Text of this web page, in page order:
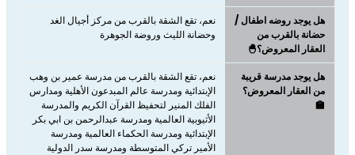
هل يوجد روضه اطفال /
حضانة بالقرب من
العقار المعروض؟🐣
نعم، تقع الشقة بالقرب من مركز أجيال الغد
وحضانة الليث وروضة الجوهرة
هل يوجد مدرسة قريبة
من العقار المعروض؟
🏫
نعم، تقع الشقة بالقرب من مدرسة عمير بن وهب
الإبتدائية ومدرسة عالم المبدعون الأهلية ومدارس
الفلك المنير لتحفيظ القرآن الكريم والمدرسة
الأثيوبية العالمية ومدرسة عبدالرحمن بن ابي بكر
الإبتدائية ومدرسة الحكماء العالمية ومدرسة
الأمير تركي المتوسطة ومدرسة سدر الدولية